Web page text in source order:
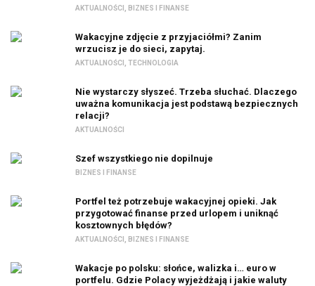
AKTUALNOŚCI BIZNES I FINANSE
Wakacyjne zdjęcie z przyjaciółmi? Zanim
wrzucisz je do sieci, zapytaj.
AKTUALNOŚCI TECHNOLOGIA
Nie wystarczy słyszeć. Trzeba słuchać. Dlaczego
uważna komunikacja jest podstawą bezpiecznych
relacji?
AKTUALNOŚCI
Szef wszystkiego nie dopilnuje
BIZNES I FINANSE
Portfel też potrzebuje wakacyjnej opieki. Jak
przygotować finanse przed urlopem i uniknąć
kosztownych błędów?
AKTUALNOŚCI BIZNES I FINANSE
Wakacje po polsku: słońce, walizka i… euro w
portfelu. Gdzie Polacy wyjeżdżają i jakie waluty